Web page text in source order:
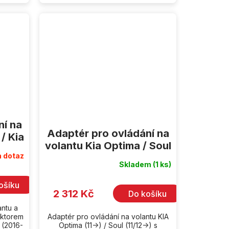
na
Kia
dotaz
a
Adaptér pro ovládání na
volantu Kia Optima / Soul
Skladem (1 ks)
2 312 Kč Do košíku
Adaptér pro ovládání na volantu KIA
Optima (11->) / Soul (11/12->) s